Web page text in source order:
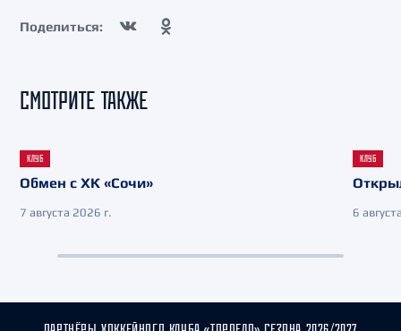
Поделиться:
СМОТРИТЕ ТАКЖЕ
КЛУБ
Обмен с ХК «Сочи»
7 августа 2026 г.
КЛУБ
6